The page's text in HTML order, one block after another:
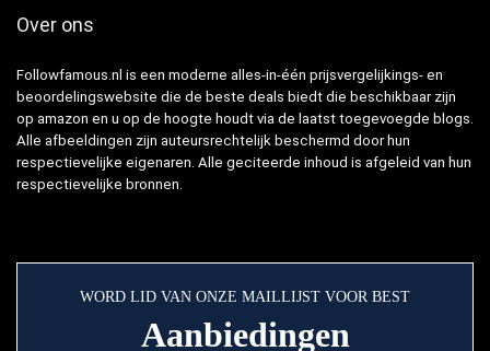
Over ons
Followfamous.nl is een moderne alles-in-één prijsvergelijkings- en
beoordelingswebsite die de beste deals biedt die beschikbaar zijn
op amazon en u op de hoogte houdt via de laatst toegevoegde blogs.
Alle afbeeldingen zijn auteursrechtelijk beschermd door hun
respectievelijke eigenaren. Alle geciteerde inhoud is afgeleid van hun
respectievelijke bronnen.
WORD LID VAN ONZE MAILLIJST VOOR BEST
Aanbiedingen